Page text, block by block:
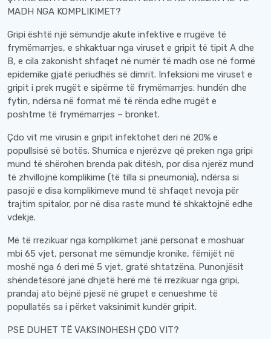
MADH NGA KOMPLIKIMET?
Gripi është një sëmundje akute infektive e rrugëve të
frymëmarrjes, e shkaktuar nga viruset e gripit të tipit A dhe
B, e cila zakonisht shfaqet në numër të madh ose në formë
epidemike gjatë periudhës së dimrit. Infeksioni me viruset e
gripit i prek rrugët e sipërme të frymëmarrjes: hundën dhe
fytin, ndërsa në format më të rënda edhe rrugët e
poshtme të frymëmarrjes – bronket.
Çdo vit me virusin e gripit infektohet deri në 20% e
popullsisë së botës. Shumica e njerëzve që preken nga gripi
mund të shërohen brenda pak ditësh, por disa njerëz mund
të zhvillojnë komplikime (të tilla si pneumonia), ndërsa si
pasojë e disa komplikimeve mund të shfaqet nevoja për
trajtim spitalor, por në disa raste mund të shkaktojnë edhe
vdekje.
Më të rrezikuar nga komplikimet janë personat e moshuar
mbi 65 vjet, personat me sëmundje kronike, fëmijët në
moshë nga 6 deri më 5 vjet, gratë shtatzëna. Punonjësit
shëndetësorë janë dhjetë herë më të rrezikuar nga gripi,
prandaj ato bëjnë pjesë në grupet e cenueshme të
popullatës sa i përket vaksinimit kundër gripit.
PSE DUHET TË VAKSINOHESH ÇDO VIT?